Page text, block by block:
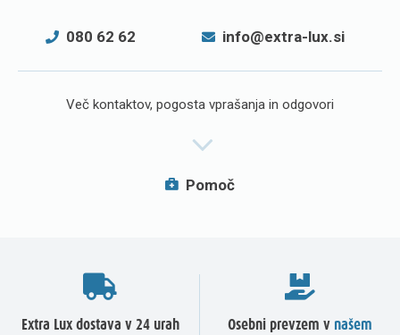
080 62 62 info@extra-lux.si
Več kontaktov, pogosta vprašanja in odgovori
Pomoč
Extra Lux dostava v 24 urah
Osebni prevzem v našem